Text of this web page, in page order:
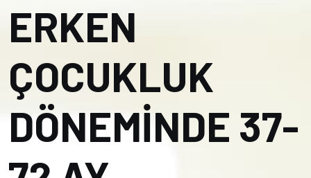
ERKEN
ÇOCUKLUK
DÖNEMİNDE 37-